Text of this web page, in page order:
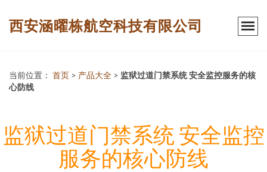
西安涵曜栋航空科技有限公司
当前位置： 首页 > 产品大全 > 监狱过道门禁系统 安全监控服务的核
心防线
监狱过道门禁系统 安全监控
服务的核心防线